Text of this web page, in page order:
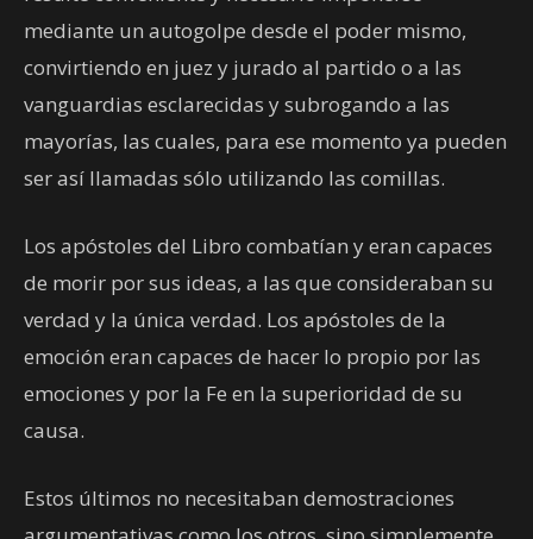
mediante un autogolpe desde el poder mismo,
convirtiendo en juez y jurado al partido o a las
vanguardias esclarecidas y subrogando a las
mayorías, las cuales, para ese momento ya pueden
ser así llamadas sólo utilizando las comillas.
Los apóstoles del Libro combatían y eran capaces
de morir por sus ideas, a las que consideraban su
verdad y la única verdad. Los apóstoles de la
emoción eran capaces de hacer lo propio por las
emociones y por la Fe en la superioridad de su
causa.
Estos últimos no necesitaban demostraciones